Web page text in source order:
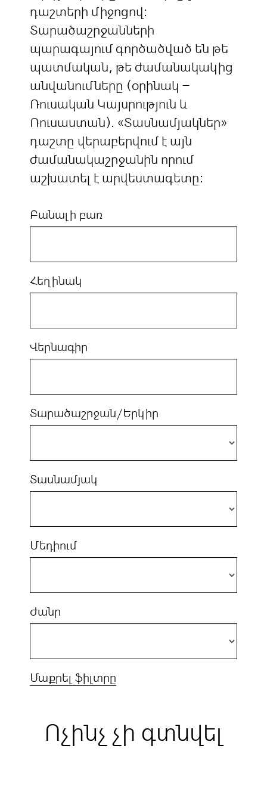
դաշտերի միջոցով:
Տարածաշրջանների
պարագայում գործածված են թե
պատմական, թե ժամանակակից
անվանումները (օրինակ –
Ռուսական Կայսրություն և
Ռուսաստան). «Տասնամյակներ»
դաշտը վերաբերվում է այն
ժամանակաշրջանին որում
աշխատել է արվեստագետը:
Բանալի բառ
Հեղինակ
Վերնագիր
Տարածաշրջան/Երկիր
Տասնամյակ
Մեդիում
Ժանր
Մաքրել ֆիլտրը
Ոչինչ չի գտնվել